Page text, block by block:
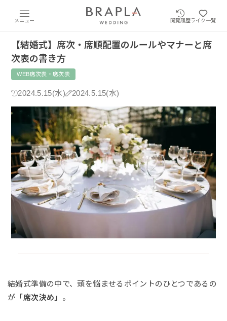
メニュー 閲覧履歴ライク一覧
【結婚式】席次・席順配置のルールやマナーと席
次表の書き方
WEB席次表・席次表
2024.5.15(水) 2024.5.15(水)
結婚式準備の中で、頭を悩ませるポイントのひとつであるの
が 「席次決め」 。